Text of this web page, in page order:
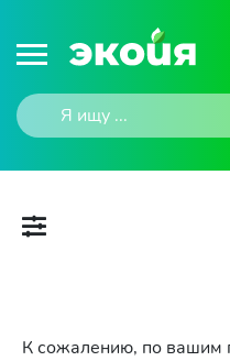
К сожалению, по вашим